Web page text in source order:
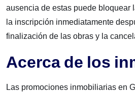
ausencia de estas puede
la inscripción inmediatamente
finalización de las obras y la
Acerca de los
Las promociones inmobiliarias en